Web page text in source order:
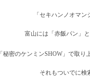
「セキハンノオマン
富山には「赤飯パン」
「秘密のケンミンSHOW」で取
それもついでに検